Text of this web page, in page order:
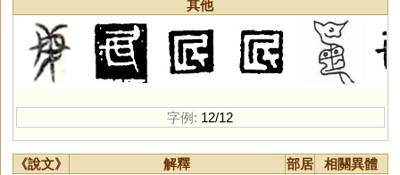
其他
字例: 12/12
《說文》 解釋 部居
相關異體